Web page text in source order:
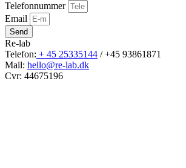
Telefonnummer
Email
Send
Re-lab
Telefon: + 45 25335144 / +45 93861871
Mail: hello@re-lab.dk
Cvr: 44675196